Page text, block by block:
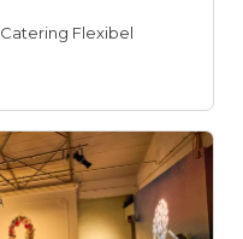
Catering Flexibel